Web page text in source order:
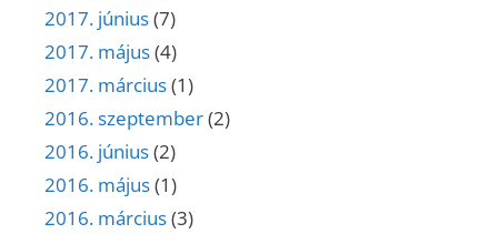
2017. június(7)
2017. május(4)
2017. március(1)
2016. szeptember(2)
2016. június(2)
2016. május(1)
2016. március(3)